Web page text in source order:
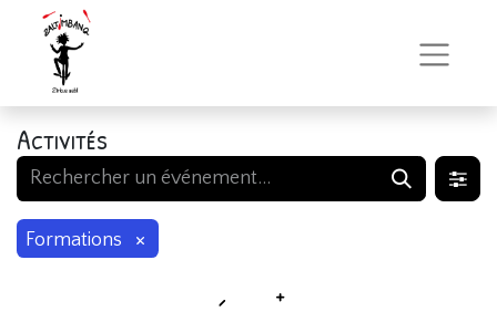
Activités
Formations ×